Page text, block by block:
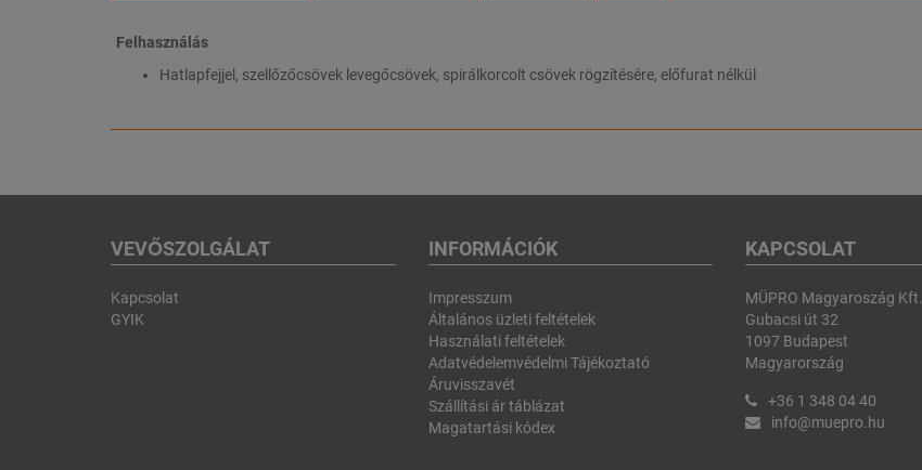
Felhasználás
Hatlapfejjel, szellőzőcsövek levegőcsövek, spirálkorcolt csövek rögzítésére, előfurat nélkül
VEVŐSZOLGÁLAT
Kapcsolat
GYIK
INFORMÁCIÓK
Impresszum
Általános üzleti feltételek
Használati feltételek
Adatvédelemvédelmi Tájékoztató
Áruvisszavét
Szállítási ár táblázat
Magatartási kódex
KAPCSOLAT
MÜPRO Magyaroszág Kft.
Gubacsi út 32
1097 Budapest
Magyarország
+36 1 348 04 40
info@muepro.hu